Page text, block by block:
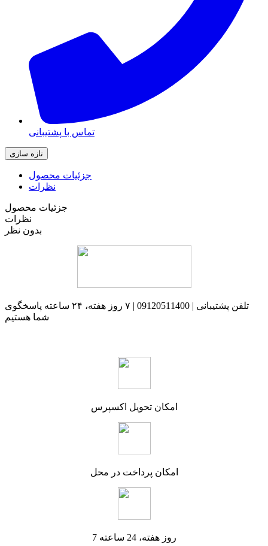
تماس با پشتیبانی
جزئیات محصول
نظرات
جزئیات محصول
نظرات
بدون نظر
تلفن پشتیبانی | 09120511400 | ۷ روز هفته، ۲۴ ساعته پاسخگوی
شما هستیم
امکان تحویل اکسپرس
امکان پرداخت در محل
7 روز هفته، 24 ساعته